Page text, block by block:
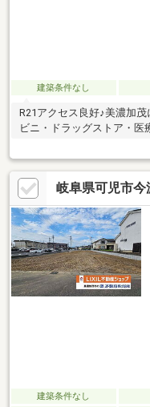
建築条件なし
R21アクセス良好♪美濃加
ビニ・ドラッグストア・医
岐阜県可児市今
建築条件なし